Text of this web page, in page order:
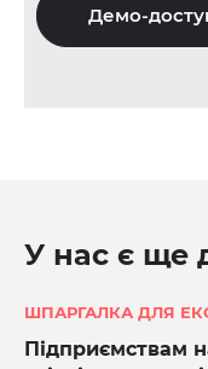
Демо-
У нас є ще
ШПАРГАЛКА ДЛЯ
Підприємствам